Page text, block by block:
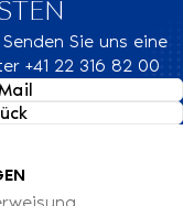
Sie uns eine
+41 22 316 82 00